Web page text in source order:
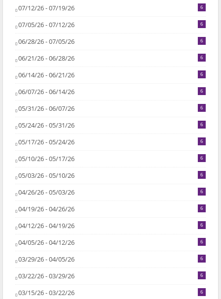
07/12/26 - 07/19/26 6
07/05/26 - 07/12/26 6
06/28/26 - 07/05/26 6
06/21/26 - 06/28/26 6
06/14/26 - 06/21/26 6
06/07/26 - 06/14/26 6
05/31/26 - 06/07/26 6
05/24/26 - 05/31/26 6
05/17/26 - 05/24/26 6
05/10/26 - 05/17/26 6
05/03/26 - 05/10/26 6
04/26/26 - 05/03/26 6
04/19/26 - 04/26/26 6
04/12/26 - 04/19/26 6
04/05/26 - 04/12/26 6
03/29/26 - 04/05/26 6
03/22/26 - 03/29/26 6
03/15/26 - 03/22/26 6